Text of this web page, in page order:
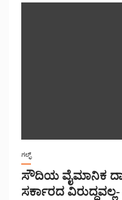
ಗಲ್ಫ್
ಸೌದಿಯ ವೈಮಾನಿಕ
ಸರ್ಕಾರದ